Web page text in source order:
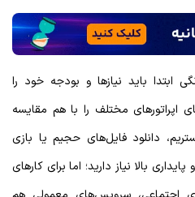
ابتدا باید نیازها و بودجه خود را
مختلف را با هم مقایسه
دانلود فایل‌های حجیم یا بازی
بالا نیاز دارید؛ اما برای کارهای